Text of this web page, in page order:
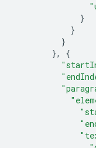
}
}
}
},
{